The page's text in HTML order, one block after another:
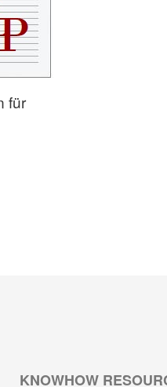
für
KNOWHOW